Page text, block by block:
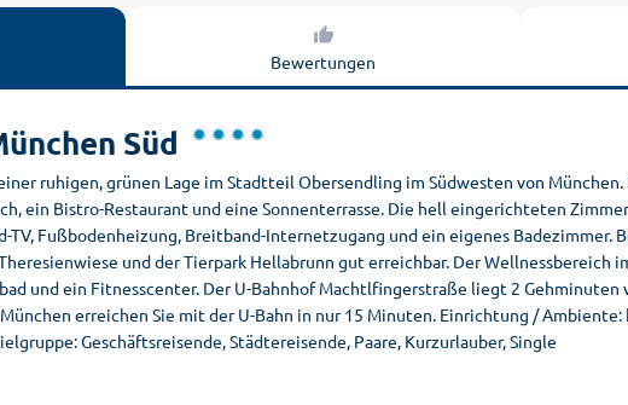
Bewertungen
Süd
ruhigen, grünen Lage im Stadtteil Obersendling im Südwesten von
ein Bistro-Restaurant und eine Sonnenterrasse. Die hell eingerichteten
TV, Fußbodenheizung, Breitband-Internetzugang und ein eigenes Badezimmer.
und der Tierpark Hellabrunn gut erreichbar. Der Wellnessbereich
und ein Fitnesscenter. Der U-Bahnhof Machtlfingerstraße liegt 2 Gehminuten
erreichen Sie mit der U-Bahn in nur 15 Minuten. Einrichtung /
Geschäftsreisende, Städtereisende, Paare, Kurzurlauber, Single